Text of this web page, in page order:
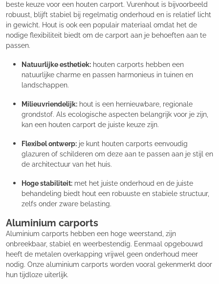
beste keuze voor een houten carport. Vurenhout is bijvoorbeeld
robuust, blijft stabiel bij regelmatig onderhoud en is relatief licht
in gewicht. Hout is ook een populair materiaal omdat het de
nodige flexibiliteit biedt om de carport aan je behoeften aan te
passen.
Natuurlijke esthetiek: houten carports hebben een
natuurlijke charme en passen harmonieus in tuinen en
landschappen.
Milieuvriendelijk: hout is een hernieuwbare, regionale
grondstof. Als ecologische aspecten belangrijk voor je zijn,
kan een houten carport de juiste keuze zijn.
Flexibel ontwerp: je kunt houten carports eenvoudig
glazuren of schilderen om deze aan te passen aan je stijl en
de architectuur van het huis.
Hoge stabiliteit: met het juiste onderhoud en de juiste
behandeling biedt hout een robuuste en stabiele structuur,
zelfs onder zware belasting.
Aluminium carports
Aluminium carports hebben een hoge weerstand, zijn
onbreekbaar, stabiel en weerbestendig. Eenmaal opgebouwd
heeft de metalen overkapping vrijwel geen onderhoud meer
nodig. Onze aluminium carports worden vooral gekenmerkt door
hun tijdloze uiterlijk.